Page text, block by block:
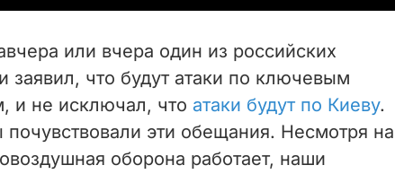
i
d
e
или вчера один из российских
заявил, что будут атаки по ключевым
и не исключал, что атаки будут по Киеву.
эти обещания. Несмотря на
оборона работает, наши